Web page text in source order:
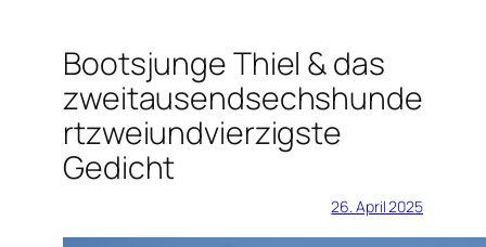
Bootsjunge Thiel & das
zweitausendsechshunde
rtzweiundvierzigste
Gedicht
26. April 2025